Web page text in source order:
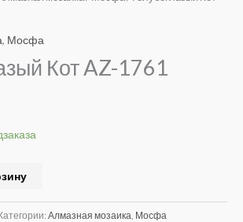
, Мосфа
Кот AZ-1761
Алмазная мозаика Мосфа